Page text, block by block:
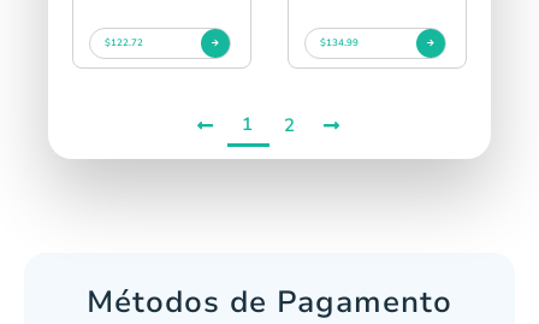
$122.72 $134.99
1 2
Métodos de Pagamento